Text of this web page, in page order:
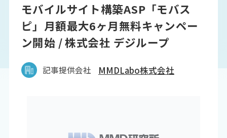
モバイルサイト構築ASP「モバス
ピ」月額最大6ヶ月無料キャンペー
ン開始 / 株式会社 デジループ
記事提供会社 MMDLabo株式会社